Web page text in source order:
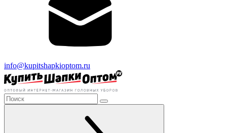
info@kupitshapkioptom.ru